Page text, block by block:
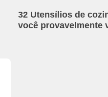
32 Utensílios de
você provavelmente